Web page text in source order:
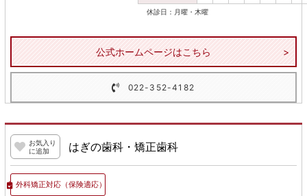
休診日：月曜・木曜
公式ホームページはこちら
022-352-4182
お気入り
に追加
はぎの歯科・矯正歯科
外科矯正対応（保険適応）